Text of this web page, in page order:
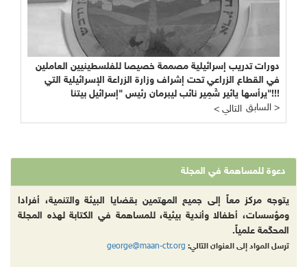
دورات تدريب إسرائيلية مصممة خصيصا للفلسطينيين العاملين
في القطاع الزراعي تحت إشراف وزارة الزراعة الإسرائيلية التي
يرأسها يائير شَمِير نائب ليبرمان رئيس "إسرائيل بيتنا"!!!
< التالي
السابق >
دعوة للمساهمة في المجلة
يتوجه مركز معاً إلى جميع المهتمين بقضايا البيئة والتنمية، أفرادا
ومؤسسات، أطفالا وأندية بيئية، للمساهمة في الكتابة لهذه المجلة
المحكّمة علمياً.
ترسل المواد إلى العنوان التالي: george@maan-ctr.org